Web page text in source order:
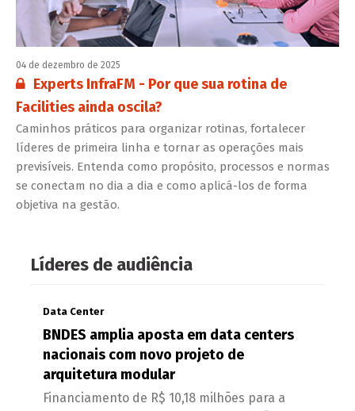
04 de dezembro de 2025
Conteúdo restrito:
Experts InfraFM - Por que sua rotina de
Facilities ainda oscila?
Caminhos práticos para organizar rotinas, fortalecer
líderes de primeira linha e tornar as operações mais
previsíveis. Entenda como propósito, processos e normas
se conectam no dia a dia e como aplicá-los de forma
objetiva na gestão.
Líderes de audiência
Data Center
BNDES amplia aposta em data centers
nacionais com novo projeto de
arquitetura modular
Financiamento de R$ 10,18 milhões para a